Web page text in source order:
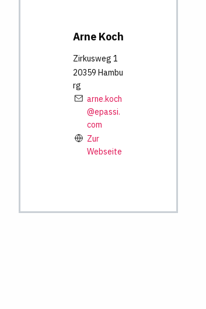
Arne Koch
Zirkusweg 1
20359 Hambu
rg
arne.koch
@epassi.
com
Zur
Webseite